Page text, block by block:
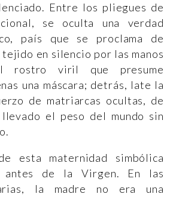
Entre los pliegues de
se oculta una verdad
país que se proclama de
tejido en silencio por las manos
rostro viril que presume
una máscara; detrás, late la
de matriarcas ocultas, de
llevado el peso del mundo sin
esta maternidad simbólica
antes de la Virgen. En las
la madre no era una